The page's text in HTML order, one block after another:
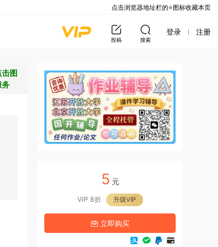
投稿 搜索
登录 注册
图
务
5 元
VIP 8折 升级VIP
立即购买
点击浏览器地址栏的⭐图标收藏本页